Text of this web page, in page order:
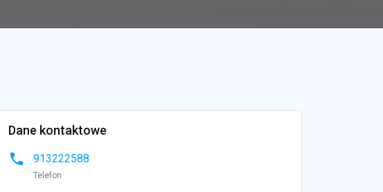
Dane kontaktowe
phone 913222588
Telefon